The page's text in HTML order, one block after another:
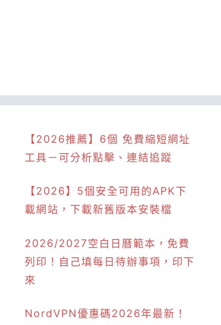
【2026推薦】6個 免費縮短網址
工具－可分析點擊、連結追蹤
【2026】5個安全可用的APK下
載網站，下載新舊版本安裝檔
2026/2027空白日曆範本，免費
列印！自己填每日待辦事項，印下
來
NordVPN優惠碼2026年最新！